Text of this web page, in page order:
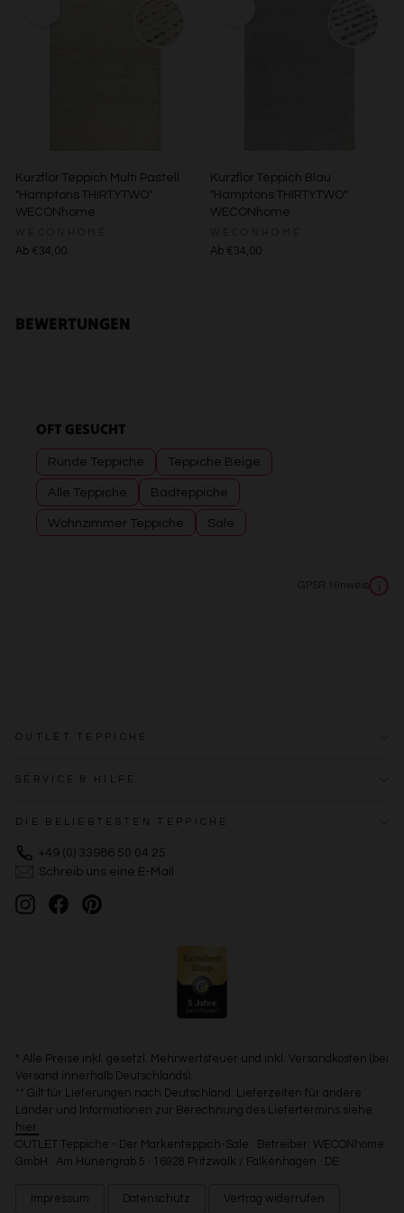
Kurzflor Teppich Multi Pastell
"Hamptons THIRTYTWO"
WECONhome
Ab €34,00
Kurzflor Teppich Blau
"Hamptons THIRTYTWO"
WECONhome
Ab €34,00
BEWERTUNGEN
OFT GESUCHT
Runde Teppiche Teppiche Beige
Alle Teppiche Badteppiche
Wohnzimmer Teppiche Sale
GPSR Hinweis i
OUTLET TEPPICHE
SERVICE & HILFE
DIE BELIEBTESTEN TEPPICHE
+49 (0) 33986 50 04 25
Schreib uns eine E-Mail
InstagramFacebookPinterest
* Alle Preise inkl. gesetzl. Mehrwertsteuer und inkl. Versandkosten (bei
Versand innerhalb Deutschlands).
** Gilt für Lieferungen nach Deutschland. Lieferzeiten für andere
Länder und Informationen zur Berechnung des Liefertermins siehe
hier.
OUTLET Teppiche - Der Markenteppich-Sale · Betreiber: WECONhome
GmbH · Am Hünengrab 5 · 16928 Pritzwalk / Falkenhagen · DE
Impressum Datenschutz Vertrag widerrufen